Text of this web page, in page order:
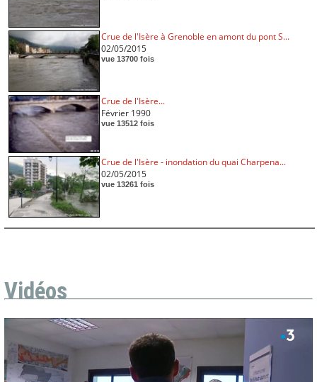
Crue de l'Isère à Grenoble en amont du pont S...
02/05/2015
vue 13700 fois
Crue de l'Isère...
Février 1990
vue 13512 fois
Crue de l'Isère - inondation du quai Charpena...
02/05/2015
vue 13261 fois
Vidéos